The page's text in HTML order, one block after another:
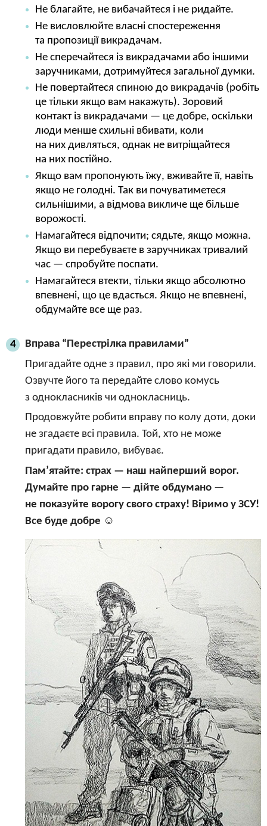
Не благайте, не вибачайтеся і не ридайте.
Не висловлюйте власні спостереження
та пропозиції викрадачам.
Не сперечайтеся із викрадачами або іншими
заручниками, дотримуйтеся загальної думки.
Не повертайтеся спиною до викрадачів (робіть
це тільки якщо вам накажуть). Зоровий
контакт із викрадачами — це добре, оскільки
люди менше схильні вбивати, коли
на них дивляться, однак не витріщайтеся
на них постійно.
Якщо вам пропонують їжу, вживайте її, навіть
якщо не голодні. Так ви почуватиметеся
сильнішими, а відмова викличе ще більше
ворожості.
Намагайтеся відпочити; сядьте, якщо можна.
Якщо ви перебуваєте в заручниках тривалий
час — спробуйте поспати.
Намагайтеся втекти, тільки якщо абсолютно
впевнені, що це вдасться. Якщо не впевнені,
обдумайте все ще раз.
4
Вправа “Перестрілка правилами”
Пригадайте одне з правил, про які ми говорили.
Озвучте його та передайте слово комусь
з однокласників чи однокласниць.
Продовжуйте робити вправу по колу доти, доки
не згадаєте всі правила. Той, хто не може
пригадати правило, вибуває.
Пам’ятайте: страх — наш найперший ворог.
Думайте про гарне — дійте обдумано —
не показуйте ворогу свого страху! Віримо у ЗСУ!
Все буде добре ☺